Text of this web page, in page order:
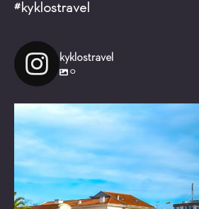
#kyklostravel
kyklostravel
0
Είστε έτοιμοι για ένα μαγικό ταξίδι!